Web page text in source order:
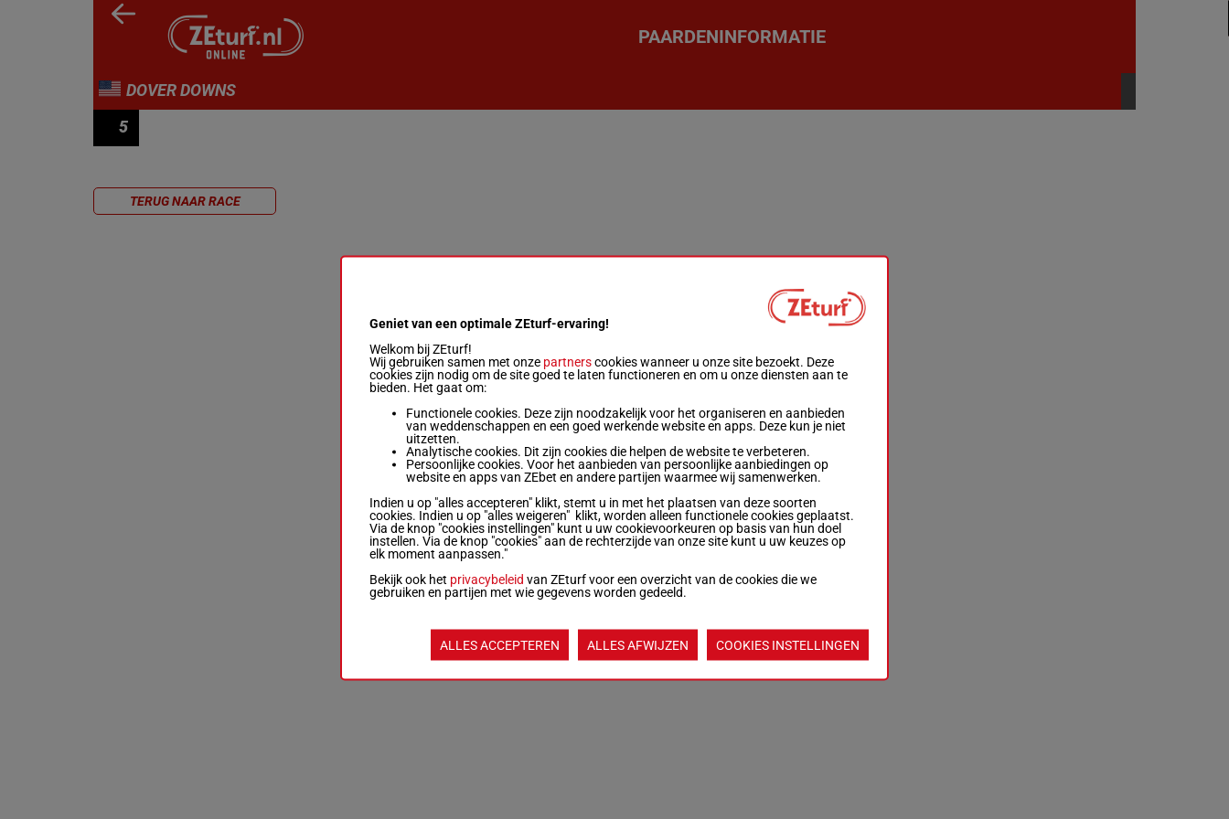
PAARDENINFORMATIE
DOVER DOWNS
5
TERUG NAAR RACE
Geniet van een optimale ZEturf-ervaring!
Welkom bij ZEturf!
Wij gebruiken samen met onze partnerscookies wanneer u onze site bezoekt. Deze
cookies zijn nodig om de site goed te laten functioneren en om u onze diensten aan te
bieden. Het gaat om:
Functionele cookies. Deze zijn noodzakelijk voor het organiseren en aanbieden
van weddenschappen en een goed werkende website en apps. Deze kun je niet
uitzetten.
Analytische cookies. Dit zijn cookies die helpen de website te verbeteren.
Persoonlijke cookies. Voor het aanbieden van persoonlijke aanbiedingen op
website en apps van ZEbet en andere partijen waarmee wij samenwerken.
Indien u op "alles accepteren" klikt, stemt u in met het plaatsen van deze soorten
cookies. Indien u op "alles weigeren" klikt, worden alleen functionele cookies geplaatst.
Via de knop "cookies instellingen" kunt u uw cookievoorkeuren op basis van hun doel
instellen. Via de knop "cookies" aan de rechterzijde van onze site kunt u uw keuzes op
elk moment aanpassen."
Bekijk ook het privacybeleid van ZEturf voor een overzicht van de cookies die we
gebruiken en partijen met wie gegevens worden gedeeld.
ALLES ACCEPTEREN ALLES AFWIJZEN COOKIES INSTELLINGEN